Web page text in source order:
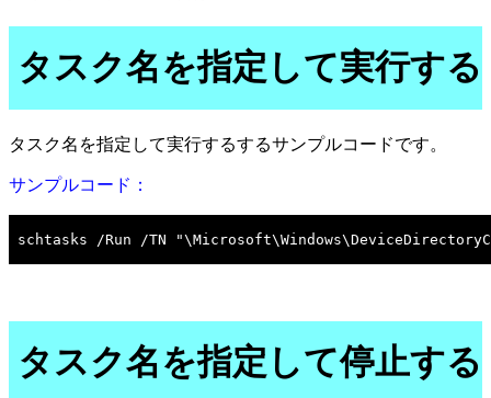
タスク名を指定して実行する
タスク名を指定して実行するするサンプルコードです。
サンプルコード：
タスク名を指定して停止する